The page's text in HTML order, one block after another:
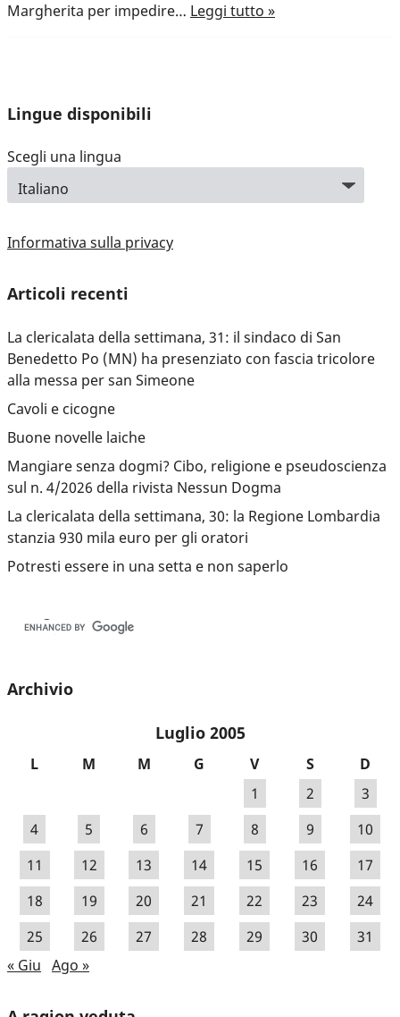
Margherita per impedire… Leggi tutto »
Lingue disponibili
Scegli una lingua
Informativa sulla privacy
Articoli recenti
La clericalata della settimana, 31: il sindaco di San
Benedetto Po (MN) ha presenziato con fascia tricolore
alla messa per san Simeone
Cavoli e cicogne
Buone novelle laiche
Mangiare senza dogmi? Cibo, religione e pseudoscienza
sul n. 4/2026 della rivista Nessun Dogma
La clericalata della settimana, 30: la Regione Lombardia
stanzia 930 mila euro per gli oratori
Potresti essere in una setta e non saperlo
Archivio
Luglio 2005
L M M G V S
D
1
2
3
4
5 6 7 8 9
10
11
12 13 14 15 16
17
18
19 20 21 22 23
24
25
26 27 28 29 30
31
« Giu Ago »